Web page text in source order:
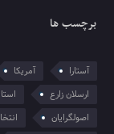
برچسب ها
آستارا آمریکا
ارسلان زارع
اصولگرایان